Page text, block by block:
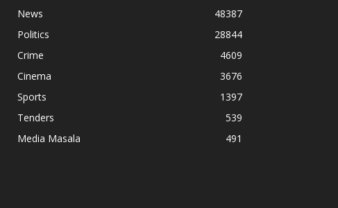
News
48387
Politics
28844
Crime
4609
Cinema
3676
Sports
1397
Tenders
539
Media Masala
491